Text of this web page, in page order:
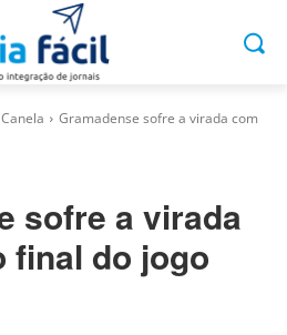
Gramadense sofre a virada com
sofre a virada
final do jogo